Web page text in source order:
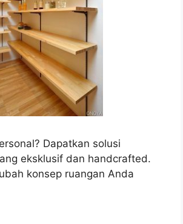
Dapatkan solusi
eksklusif dan handcrafted.
konsep ruangan Anda